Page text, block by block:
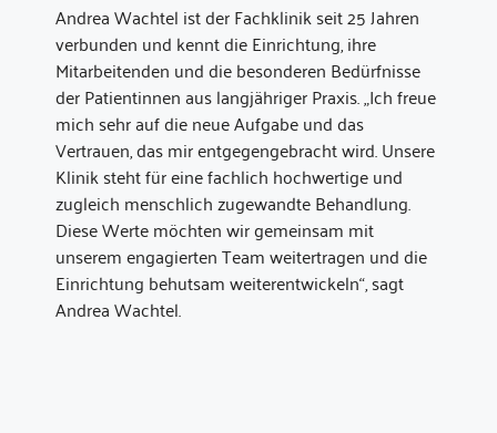
Andrea Wachtel ist der Fachklinik seit 25 Jahren
verbunden und kennt die Einrichtung, ihre
Mitarbeitenden und die besonderen Bedürfnisse
der Patientinnen aus langjähriger Praxis. „Ich freue
mich sehr auf die neue Aufgabe und das
Vertrauen, das mir entgegengebracht wird. Unsere
Klinik steht für eine fachlich hochwertige und
zugleich menschlich zugewandte Behandlung.
Diese Werte möchten wir gemeinsam mit
unserem engagierten Team weitertragen und die
Einrichtung behutsam weiterentwickeln“, sagt
Andrea Wachtel.